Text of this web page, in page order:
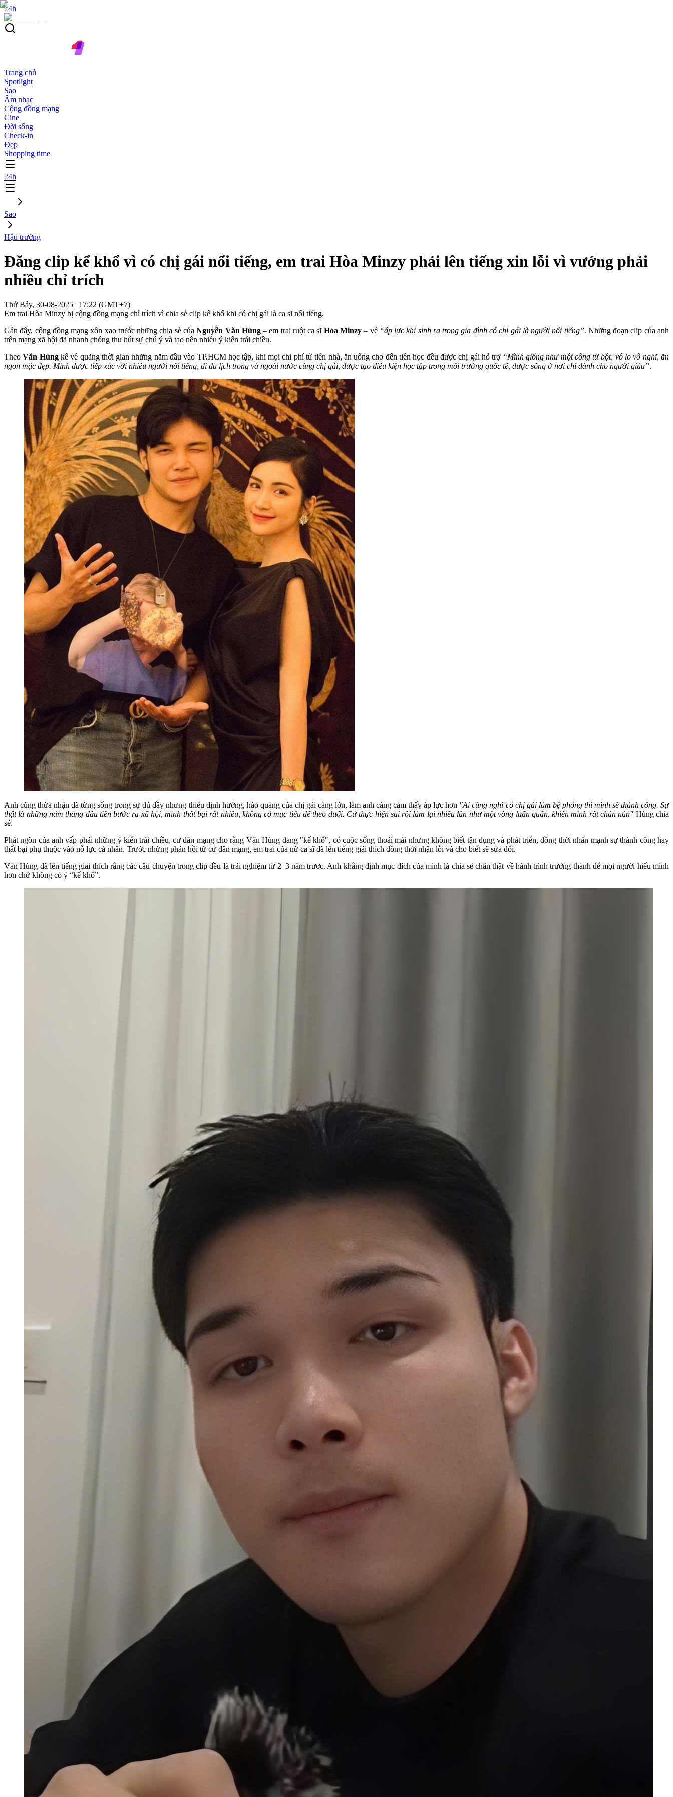
24h
Trang chủ
Spotlight
Sao
Âm nhạc
Cộng đồng mạng
Cine
Đời sống
Check-in
Đẹp
Shopping time
24h
Sao
Hậu trường
Đăng clip kể khổ vì có chị gái nổi tiếng, em trai Hòa Minzy phải lên tiếng xin lỗi vì vướng phải
nhiều chỉ trích
Thứ Bảy, 30-08-2025 | 17:22 (GMT+7)
Em trai Hòa Minzy bị cộng đồng mạng chỉ trích vì chia sẻ clip kể khổ khi có chị gái là ca sĩ nổi tiếng.
Gần đây, cộng đồng mạng xôn xao trước những chia sẻ củaNguyễn Văn Hùng– em trai ruột ca sĩ Hòa Minzy – về“áp lực khi sinh ra trong gia đình có chị gái là người nổi tiếng”. Những đoạn clip của anh
trên mạng xã hội đã nhanh chóng thu hút sự chú ý và tạo nên nhiều ý kiến trái chiều.
TheoVăn Hùngkể về quãng thời gian những năm đầu vào TP.HCM học tập, khi mọi chi phí từ tiền nhà, ăn uống cho đến tiền học đều được chị gái hỗ trợ “Mình giống như một công tử bột, vô lo vô nghĩ, ăn
ngon mặc đẹp. Mình được tiếp xúc với nhiều người nổi tiếng, đi du lịch trong và ngoài nước cùng chị gái, được tạo điều kiện học tập trong môi trường quốc tế, được sống ở nơi chỉ dành cho người giàu”.
Anh cũng thừa nhận đã từng sống trong sự đủ đầy nhưng thiếu định hướng, hào quang của chị gái càng lớn, làm anh càng cảm thấy áp lực hơn "Ai cũng nghĩ có chị gái làm bệ phóng thì mình sẽ thành công. Sự
thật là những năm tháng đầu tiên bước ra xã hội, mình thất bại rất nhiều, không có mục tiêu để theo đuổi. Cứ thực hiện sai rồi làm lại nhiều lần như một vòng luẩn quẩn, khiến mình rất chán nản" Hùng chia
sẻ.
Phát ngôn của anh vấp phải những ý kiến trái chiều, cư dân mạng cho rằng Văn Hùng đang "kể khổ", có cuộc sống thoải mái nhưng không biết tận dụng và phát triển, đồng thời nhấn mạnh sự thành công hay
thất bại phụ thuộc vào nỗ lực cá nhân. Trước những phản hồi từ cư dân mạng, em trai của nữ ca sĩ đã lên tiếng giải thích đồng thời nhận lỗi và cho biết sẽ sửa đổi.
Văn Hùng đã lên tiếng giải thích rằng các câu chuyện trong clip đều là trải nghiệm từ 2–3 năm trước. Anh khẳng định mục đích của mình là chia sẻ chân thật về hành trình trưởng thành để mọi người hiểu mình
hơn chứ không có ý “kể khổ”.